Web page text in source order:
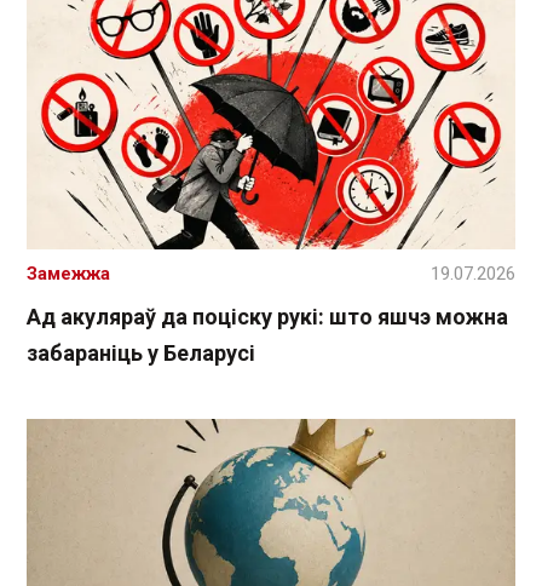
Ад акуляраў да поціску рукі: што яшчэ можна
забараніць у Беларусі
Замежжа 19.07.2026